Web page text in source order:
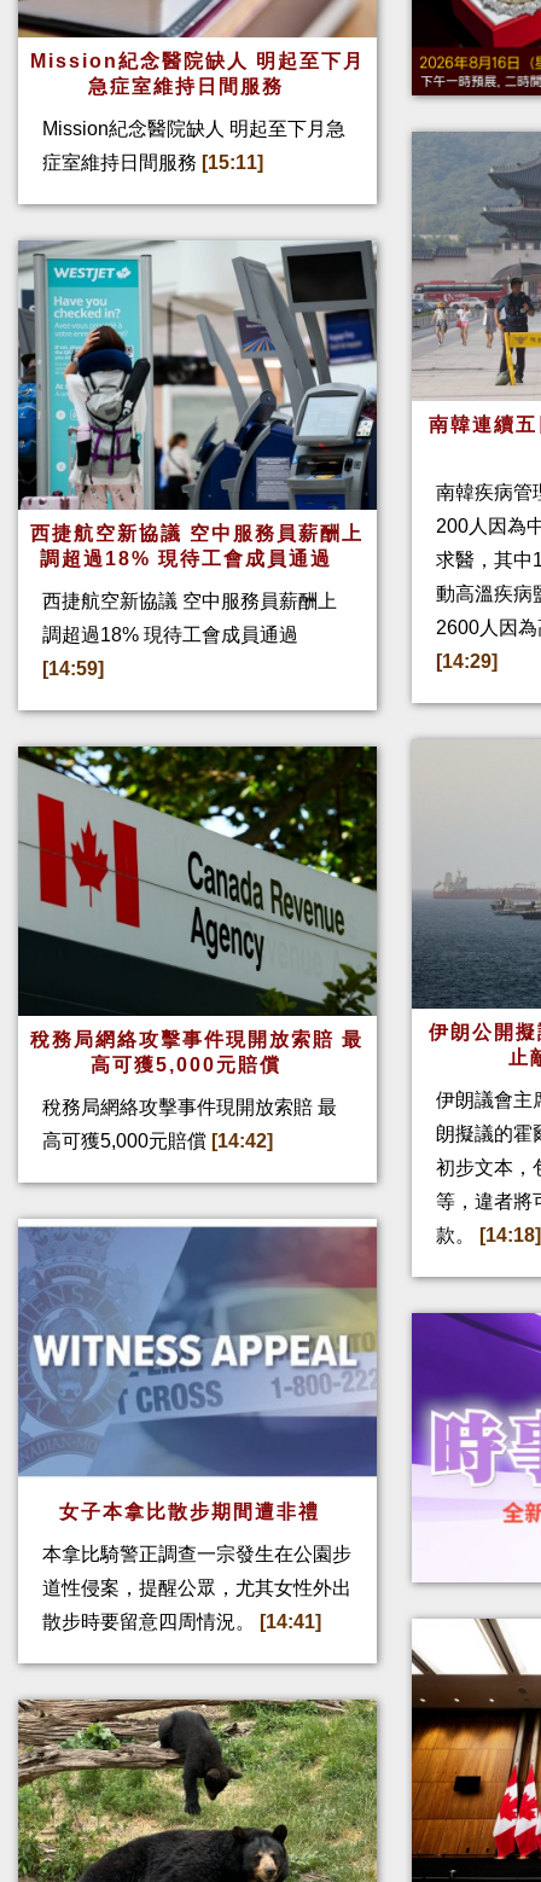
Mission紀念醫院缺人 明起至下月
急症室維持日間服務
Mission紀念醫院缺人 明起至下月急
症室維持日間服務 [15:11]
西捷航空新協議 空中服務員薪酬上
調超過18% 現待工會成員通過
西捷航空新協議 空中服務員薪酬上
調超過18% 現待工會成員通過
[14:59]
稅務局網絡攻擊事件現開放索賠 最
高可獲5,000元賠償
稅務局網絡攻擊事件現開放索賠 最
高可獲5,000元賠償 [14:42]
女子本拿比散步期間遭非禮
本拿比騎警正調查一宗發生在公園步
道性侵案，提醒公眾，尤其女性外出
散步時要留意四周情況。
[14:41]
南韓連續
南韓疾病管
200人因為
求醫，其中
動高溫疾病
2600人因
[14:29]
伊朗公開
止
伊朗議會主
朗擬議的霍
初步文本，
等，違者將
款。
[14:18]